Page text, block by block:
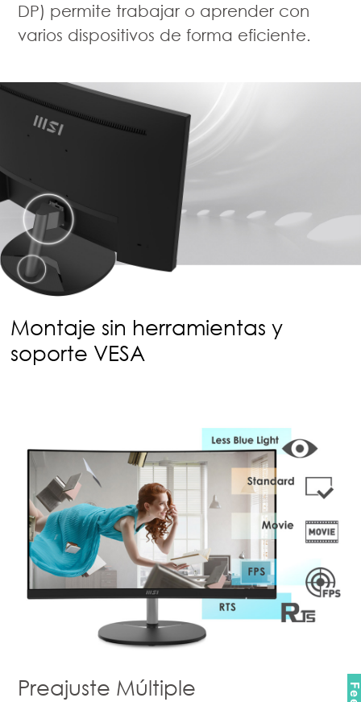
DP) permite trabajar o aprender con
varios dispositivos de forma eficiente.
Montaje sin herramientas y
soporte VESA
Preajuste Múltiple